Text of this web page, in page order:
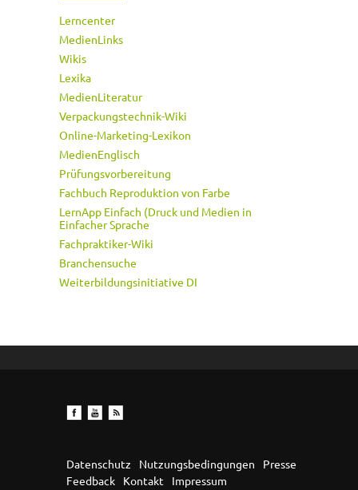
Lerncenter
MedienLinks
Wikis
Lexika
MedienLiteratur
Verpackungstechnik-Wiki
Online-Marketing-Lexikon
MedienEnglisch
Prüfungsvorbereitung
Fachbuch Reproduktion von Farbe
LernApp Einfach (Druck und Medien in
Einfacher Sprache
Fachpraktiker-Wiki
Branchensuche
Weiterbildungsinitiative DI
Datenschutz Nutzungsbedingungen
Presse
Feedback
Kontakt Impressum